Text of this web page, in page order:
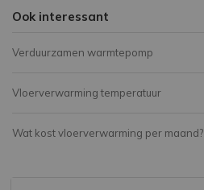
Ook interessant
Verduurzamen warmtepomp
Vloerverwarming temperatuur
Wat kost vloerverwarming per maand?